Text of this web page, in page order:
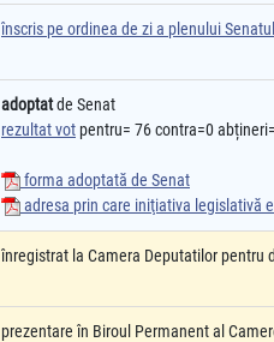
înscris pe ordinea de zi a plenului
adoptatde Senat
rezultat vot pentru= 76 contra=0
forma adoptată de Senat
adresa prin care iniţiativa legislativă
înregistrat la Camera Deputatilor pentru
prezentare în Biroul Permanent al